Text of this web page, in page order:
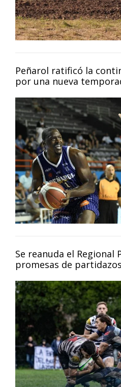
Peñarol ratificó la
por una nueva
Se reanuda el Regional
promesas de partidazos